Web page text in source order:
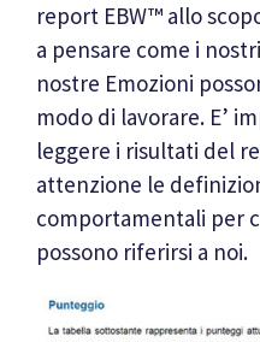
report EBW™ allo
a pensare come i
nostre Emozioni
modo di lavorare. E’
leggere i risultati del
attenzione le
comportamentali per
possono riferirsi a noi.